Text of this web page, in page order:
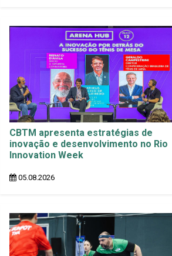
CBTM apresenta estratégias de
inovação e desenvolvimento no Rio
Innovation Week
05.08.2026